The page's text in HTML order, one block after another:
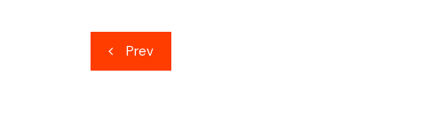
Navegação
de
Prev